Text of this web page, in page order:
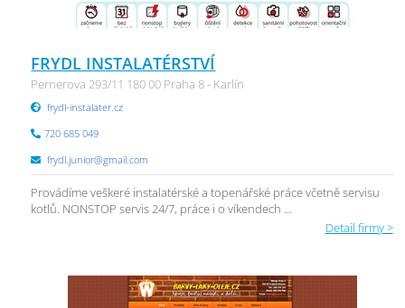
FRYDL INSTALATÉRSTVÍ
Pernerova 293/11 180 00 Praha 8 - Karlín
frydl-instalater.cz
720 685 049
frydl.junior@gmail.com
Provádíme veškeré instalatérské a topenářské práce včetně servisu
kotlů. NONSTOP servis 24/7, práce i o víkendech ...
Detail firmy >